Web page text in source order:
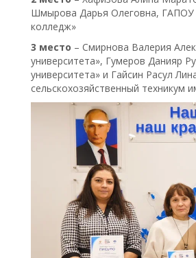
Шмырова Дарья Олеговна, ГАПОУ
колледж»
3 место – Смирнова Валерия
университета», Гумеров Данияр
университета» и Гайсин Расул
сельскохозяйственный техникум